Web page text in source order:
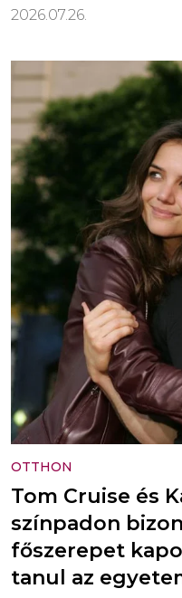
2026.07.26.
OTTHON
Tom Cruise és
színpadon
főszerepet
tanul az